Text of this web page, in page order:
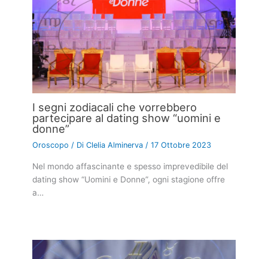
I segni zodiacali che vorrebbero
partecipare al dating show “uomini e
donne”
Oroscopo / DiClelia Alminerva /17 Ottobre 2023
Nel mondo affascinante e spesso imprevedibile del
dating show “Uomini e Donne”, ogni stagione offre
a…